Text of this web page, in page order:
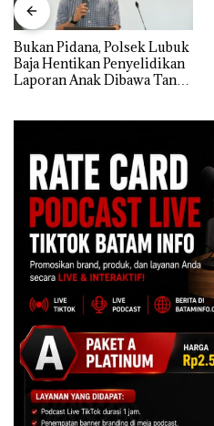
Bukan Pidana, Polsek Lubuk
Baja Hentikan Penyelidikan
Laporan Anak Dibawa Tanpa